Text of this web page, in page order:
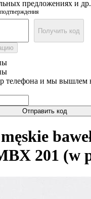
предложениях и
Получить код
телефона и мы вышлем
Отправить код
201 (w